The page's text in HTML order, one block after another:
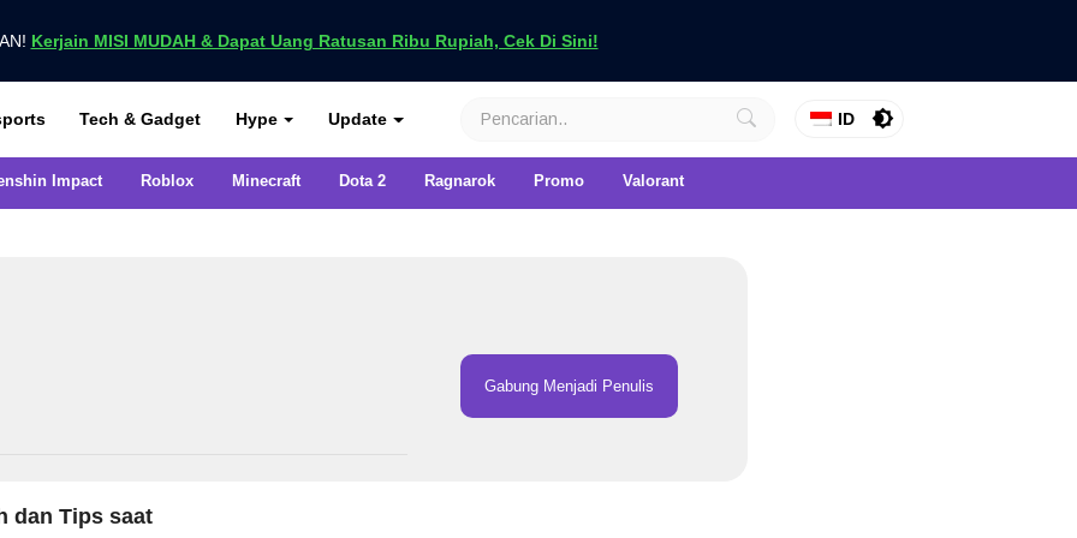
Kerjain MISI MUDAH & Dapat Uang Ratusan Ribu Rupiah, Cek Di Sini!
di VCGamersTech & Gadget Hype Update ID
Impact Roblox Minecraft Dota 2 Ragnarok Promo Valorant
Gabung Menjadi Penulis
dan Tips saat